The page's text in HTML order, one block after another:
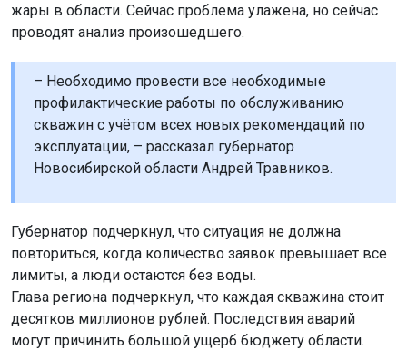
жары в области. Сейчас проблема улажена, но сейчас
проводят анализ произошедшего.
– Необходимо провести все необходимые
профилактические работы по обслуживанию
скважин с учётом всех новых рекомендаций по
эксплуатации, – рассказал губернатор
Новосибирской области Андрей Травников.
Губернатор подчеркнул, что ситуация не должна
повториться, когда количество заявок превышает все
лимиты, а люди остаются без воды.
Глава региона подчеркнул, что каждая скважина стоит
десятков миллионов рублей. Последствия аварий
могут причинить большой ущерб бюджету области.